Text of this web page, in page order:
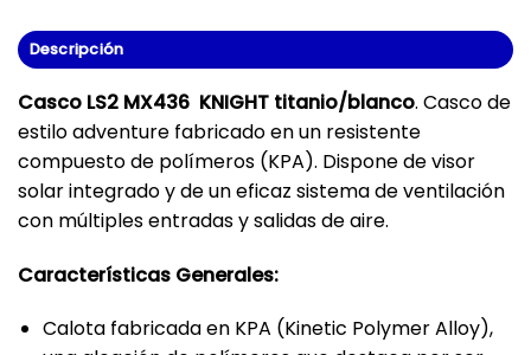
Descripción
Casco LS2 MX436 KNIGHT titanio/blanco. Casco de
estilo adventure fabricado en un resistente
compuesto de polímeros (KPA). Dispone de visor
solar integrado y de un eficaz sistema de ventilación
con múltiples entradas y salidas de aire.
Características Generales:
Calota fabricada en KPA (Kinetic Polymer Alloy),